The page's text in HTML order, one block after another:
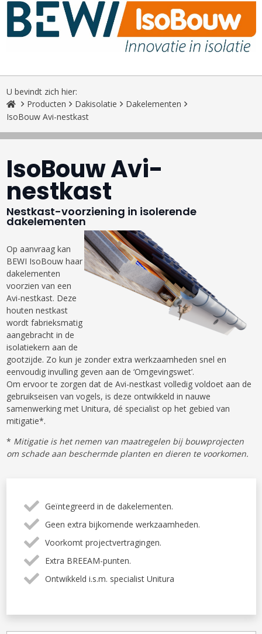
U bevindt zich hier:
Producten
Dakisolatie
Dakelementen
IsoBouw Avi-nestkast
IsoBouw Avi-
nestkast
Nestkast-voorziening in isolerende
dakelementen
Op aanvraag kan
BEWI IsoBouw haar
dakelementen
voorzien van een
Avi-nestkast. Deze
houten nestkast
wordt fabrieksmatig
aangebracht in de
isolatiekern aan de
gootzijde. Zo kun je zonder extra werkzaamheden snel en
eenvoudig invulling geven aan de ‘Omgevingswet’.
Om ervoor te zorgen dat de Avi-nestkast volledig voldoet aan de
gebruikseisen van vogels, is deze ontwikkeld in nauwe
samenwerking met Unitura, dé specialist op het gebied van
mitigatie*.
* Mitigatie is het nemen van maatregelen bij bouwprojecten
om schade aan beschermde planten en dieren te voorkomen.
Geïntegreerd in de dakelementen.
Geen extra bijkomende werkzaamheden.
Voorkomt projectvertragingen.
Extra BREEAM-punten.
Ontwikkeld i.s.m. specialist Unitura